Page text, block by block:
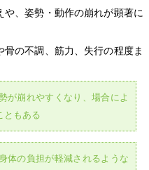
、姿勢・動作の崩れが顕著に
の不調、筋力、失行の程度ま
が崩れやすくなり、場合によ
ともある
体の負担が軽減されるような